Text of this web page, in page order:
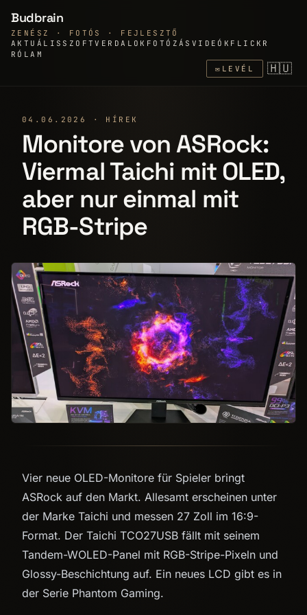
Budbrain
ZENÉSZ · FOTÓS · FEJLESZTŐ
AKTUÁLIS SZOFTVER DALOK FOTÓZÁS VIDEÓK FLICKR
RÓLAM
✉ LEVÉL 🇭🇺
04.06.2026 · HÍREK
Monitore von ASRock:
Viermal Taichi mit OLED,
aber nur einmal mit
RGB-Stripe
Vier neue OLED-Monitore für Spieler bringt
ASRock auf den Markt. Allesamt erscheinen unter
der Marke Taichi und messen 27 Zoll im 16:9-
Format. Der Taichi TCO27USB fällt mit seinem
Tandem-WOLED-Panel mit RGB-Stripe-Pixeln und
Glossy-Beschichtung auf. Ein neues LCD gibt es in
der Serie Phantom Gaming.